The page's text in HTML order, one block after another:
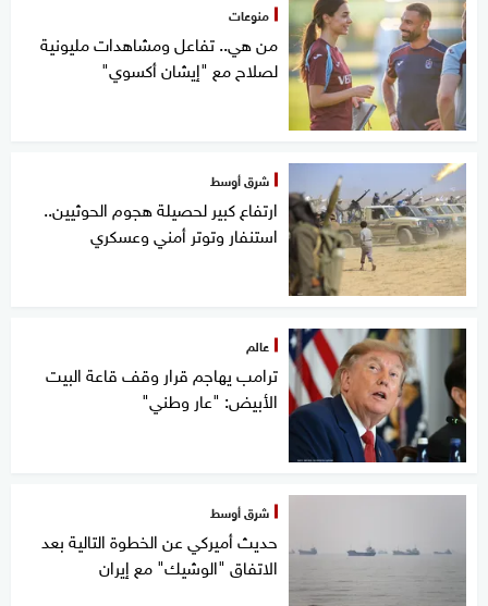
منوعات
من هي.. تفاعل ومشاهدات مليونية
لصلاح مع "إيشان أكسوي"
شرق أوسط
ارتفاع كبير لحصيلة هجوم الحوثيين..
استنفار وتوتر أمني وعسكري
عالم
ترامب يهاجم قرار وقف قاعة البيت
الأبيض: "عار وطني"
شرق أوسط
حديث أميركي عن الخطوة التالية بعد
الاتفاق "الوشيك" مع إيران